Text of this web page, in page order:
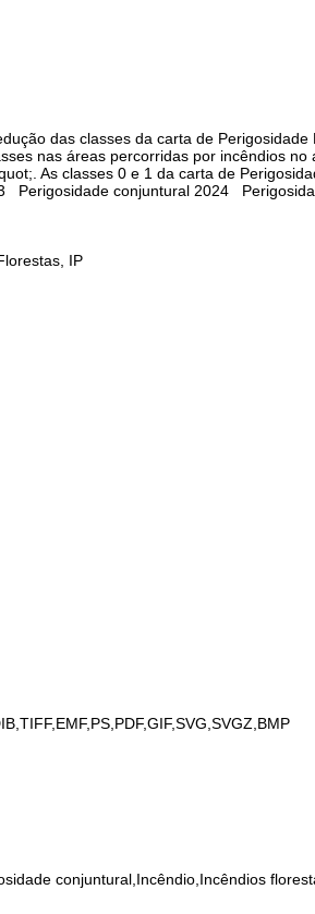
das classes da carta de
nas áreas percorridas por incêndios
As classes 0 e 1 da carta de
conjuntural 2024
IP
conjuntural,Incêndio,Incêndios